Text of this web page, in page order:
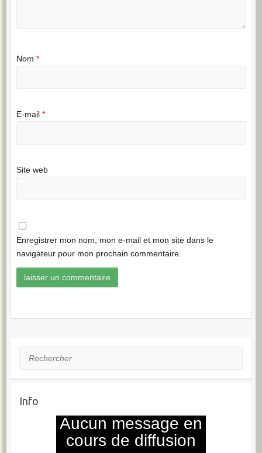
Nom *
E-mail *
Site web
Enregistrer mon nom, mon e-mail et mon site dans le
navigateur pour mon prochain commentaire.
Rechercher
Info